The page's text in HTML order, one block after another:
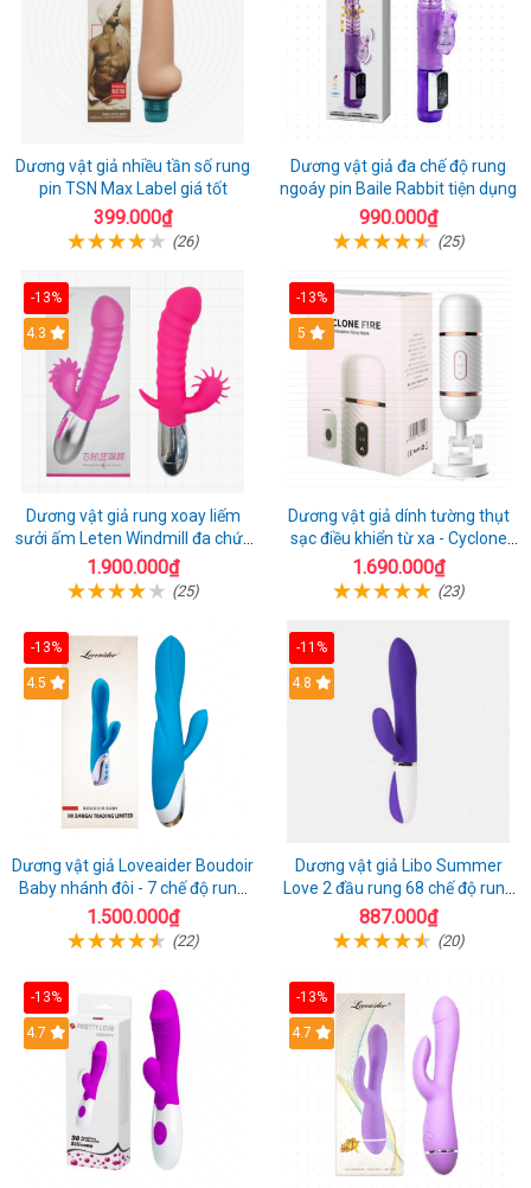
Dương vật giả nhiều tần số rung
pin TSN Max Label giá tốt
399.000₫
(26)
Dương vật giả đa chế độ rung
ngoáy pin Baile Rabbit tiện dụng
990.000₫
(25)
-13%
4.3
Dương vật giả rung xoay liếm
sưởi ấm Leten Windmill đa chức
năng
1.900.000₫
(25)
-13%
5
Dương vật giả dính tường thụt
sạc điều khiển từ xa - Cyclone
Fire
1.690.000₫
(23)
-13%
4.5
Dương vật giả Loveaider Boudoir
Baby nhánh đôi - 7 chế độ rung
sạc điện
1.500.000₫
(22)
-11%
4.8
Dương vật giả Libo Summer
Love 2 đầu rung 68 chế độ rung
sạc pin thỏa mãn
887.000₫
(20)
-13%
4.7
-13%
4.7